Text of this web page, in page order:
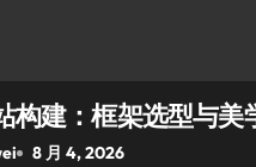
构建：框架选型与美
8 月 4, 2026